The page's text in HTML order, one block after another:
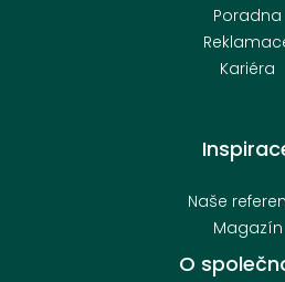
Poradna
Kariéra
Naše
Magazín
O